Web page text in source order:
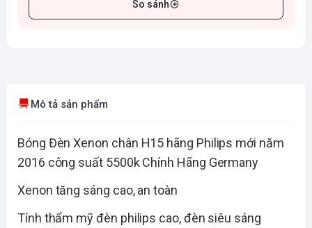
So sánh
Mô tả sản phẩm
Bóng Đèn Xenon chân H15 hãng Philips mới năm
2016 công suất 5500k Chính Hãng Germany
Xenon tăng sáng cao, an toàn
Tính thẩm mỹ đèn philips cao, đèn siêu sáng